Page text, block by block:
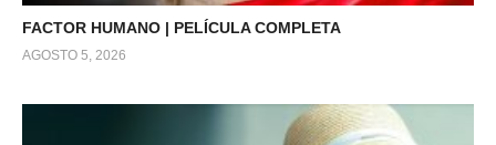
FACTOR HUMANO | PELÍCULA COMPLETA
AGOSTO 5, 2026